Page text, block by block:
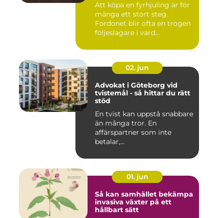
Att köpa en fyrhjuling är för
många ett stort steg.
Fordonet blir ofta en trogen
följeslagare i vard...
02. jun
Advokat i Göteborg vid
tvistemål - så hittar du rätt
stöd
En tvist kan uppstå snabbare
än många tror. En
affärspartner som inte
betalar,...
01. jun
Så kan samhället bekämpa
invasiva växter på ett
hållbart sätt